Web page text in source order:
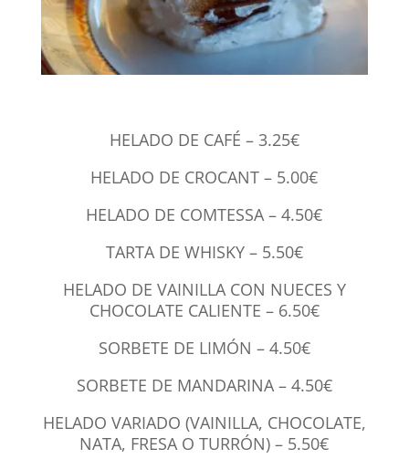
HELADO DE CAFÉ – 3.25€
HELADO DE CROCANT – 5.00€
HELADO DE COMTESSA – 4.50€
TARTA DE WHISKY – 5.50€
HELADO DE VAINILLA CON NUECES Y
CHOCOLATE CALIENTE – 6.50€
SORBETE DE LIMÓN – 4.50€
SORBETE DE MANDARINA – 4.50€
HELADO VARIADO (VAINILLA, CHOCOLATE,
NATA, FRESA O TURRÓN) – 5.50€